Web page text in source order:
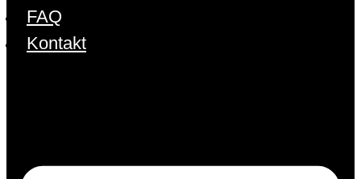
FAQ
Kontakt